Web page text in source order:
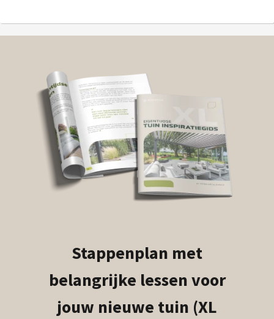
Stappenplan met
belangrijke lessen voor
jouw nieuwe tuin (XL